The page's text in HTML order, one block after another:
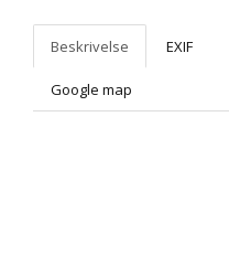
Beskrivelse EXIF
Google map